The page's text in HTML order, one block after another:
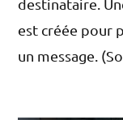
destinataire.
est créée pour
un message.